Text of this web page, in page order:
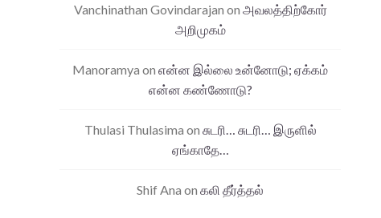
Vanchinathan Govindarajan on அவலத்திற்கோர்
அறிமுகம்
Manoramya on என்ன இல்லை உன்னோடு; ஏக்கம்
என்ன கண்ணோடு?
Thulasi Thulasima on சுடரி… சுடரி… இருளில்
ஏங்காதே…
Shif Ana on கலி தீர்த்தல்